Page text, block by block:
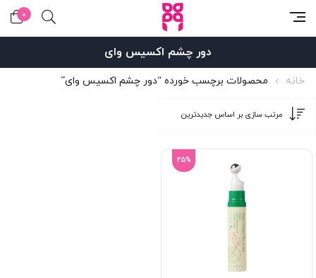
0
دور چشم اکسیس وای
خانه محصولات برچسب خورده “دور چشم اکسیس وای”
25%